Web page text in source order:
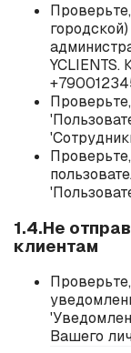
1.4.Не
клиентам
Вашего